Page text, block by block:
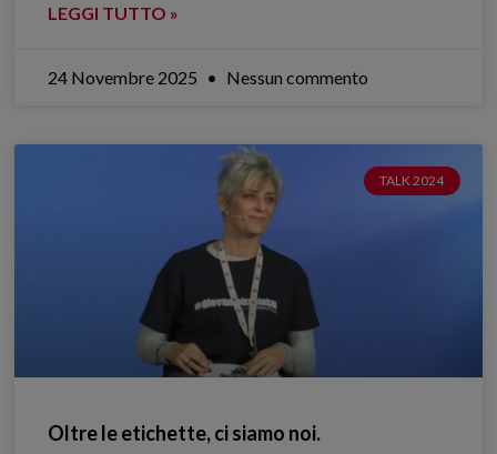
LEGGI TUTTO »
24 Novembre 2025 Nessun commento
TALK 2024
Oltre le etichette, ci siamo noi.